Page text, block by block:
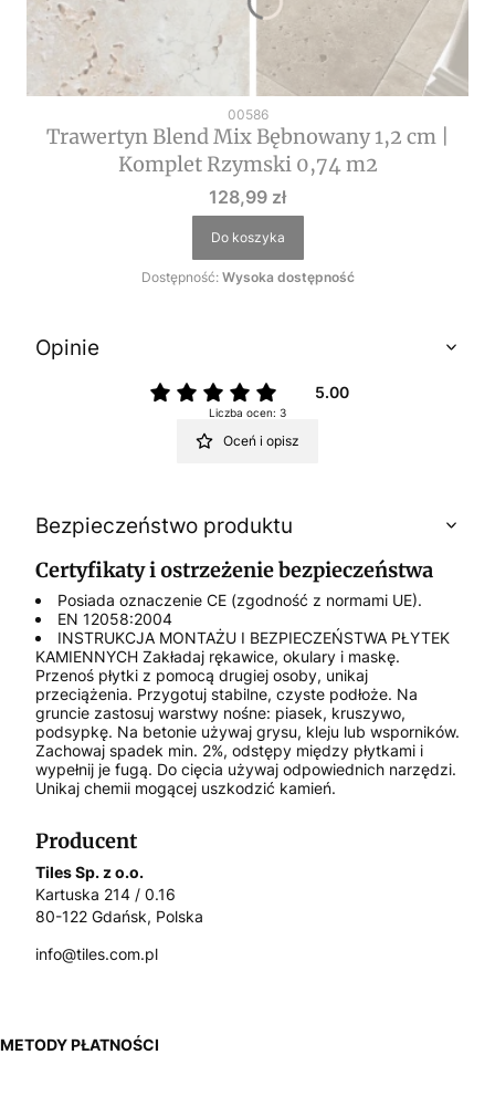
Kod produktu
00586
Trawertyn Blend Mix Bębnowany 1,2 cm |
Komplet Rzymski 0,74 m2
Cena
128,99 zł
Do koszyka
Dostępność: Wysoka dostępność
Opinie
5.00
Liczba ocen: 3
Oceń i opisz
Bezpieczeństwo produktu
Certyfikaty i ostrzeżenie bezpieczeństwa
Posiada oznaczenie CE (zgodność z normami UE).
EN 12058:2004
INSTRUKCJA MONTAŻU I BEZPIECZEŃSTWA PŁYTEK
KAMIENNYCH Zakładaj rękawice, okulary i maskę.
Przenoś płytki z pomocą drugiej osoby, unikaj
przeciążenia. Przygotuj stabilne, czyste podłoże. Na
gruncie zastosuj warstwy nośne: piasek, kruszywo,
podsypkę. Na betonie używaj grysu, kleju lub wsporników.
Zachowaj spadek min. 2%, odstępy między płytkami i
wypełnij je fugą. Do cięcia używaj odpowiednich narzędzi.
Unikaj chemii mogącej uszkodzić kamień.
Producent
Tiles Sp. z o.o.
Kartuska 214 / 0.16
80-122 Gdańsk, Polska
info@tiles.com.pl
METODY PŁATNOŚCI